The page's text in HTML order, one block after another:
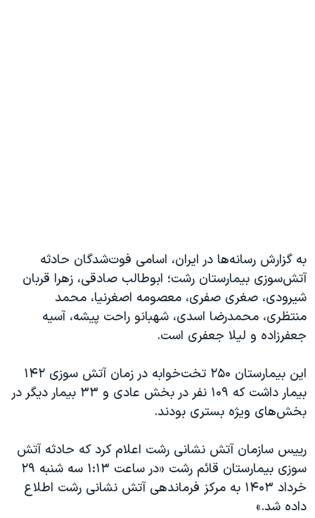
به گزارش رسانه‌ها در ایران، اسامی فوت‌شدگان حادثه
آتش‌سوزی بیمارستان رشت؛ ابوطالب صادقی، زهرا قربان
شیرودی، صغری صفری، معصومه اصغرنیا، محمد
منتظری، محمدرضا اسدی، شهبانو راحت پیشه، آسیه
جعفرزاده و لیلا جعفری است.
این بیمارستان ۲۵۰ تخت‌خوابه در زمان آتش سوزی ۱۴۲
بیمار داشت که ۱۰۹ نفر در بخش‌ عادی و ۳۳ بیمار دیگر در
بخش‌های ویژه بستری بودند.
رییس سازمان آتش نشانی رشت اعلام کرد که حادثه آتش
سوزی بیمارستان قائم رشت «در ساعت ۱:۱۳ سه شنبه ۲۹
خرداد ۱۴۰۳ به مرکز فرماندهی آتش نشانی رشت اطلاع
داده شد.»